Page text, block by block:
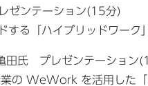
ゼンテーション(15分)
する「ハイブリッドワー
氏 プレゼンテーション
の WeWork を活用した「